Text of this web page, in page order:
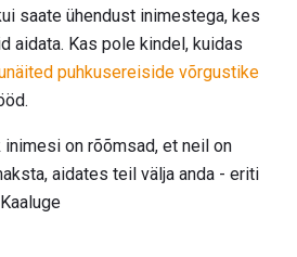
saate ühendust inimestega, kes
aidata. Kas pole kindel, kuidas
puhkusereiside võrgustike
inimesi on rõõmsad, et neil on
aidates teil välja anda - eriti